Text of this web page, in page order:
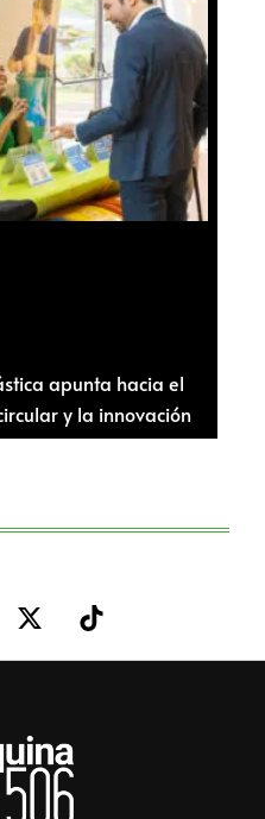
apunta hacia el
y la innovación